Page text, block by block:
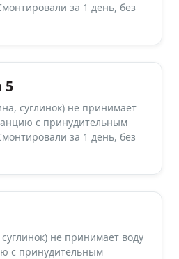
за 1 день, без
5
суглинок) не принимает
с принудительным
за 1 день, без
суглинок) не принимает воду
с принудительным